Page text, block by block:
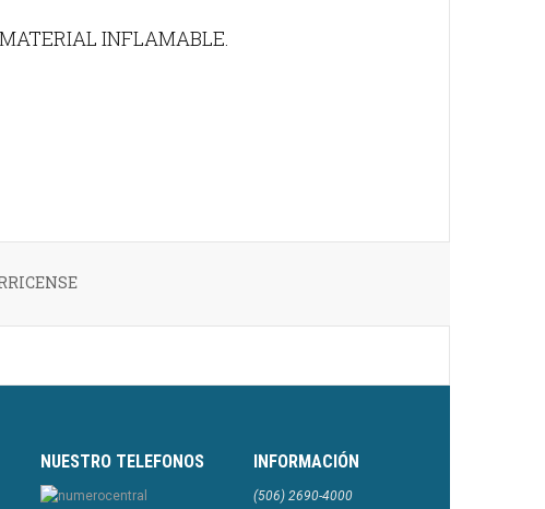
INFLAMABLE.
NUESTRO TELEFONOS INFORMACIÓN
(506) 2690-4000